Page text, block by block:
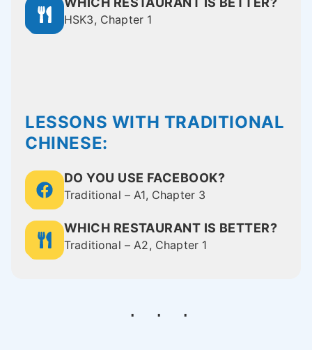
HSK3, Chapter 1
LESSONS WITH TRADITIONAL
CHINESE:
DO YOU USE FACEBOOK?
Traditional – A1, Chapter 3
WHICH RESTAURANT IS BETTER?
Traditional – A2, Chapter 1